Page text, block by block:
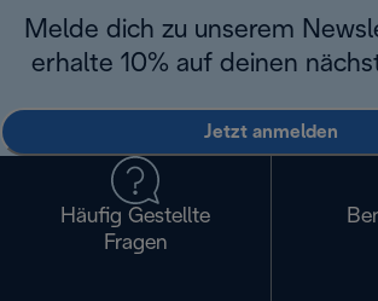
Melde dich zu unserem
erhalte 10% auf deinen
Jetzt anmelden
Häufig Gestellte
Fragen